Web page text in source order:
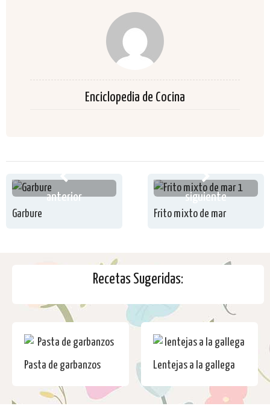
Enciclopedia de Cocina
anterior
Garbure
siguiente
Frito mixto de mar
Recetas Sugeridas:
Pasta de garbanzos Lentejas a la gallega